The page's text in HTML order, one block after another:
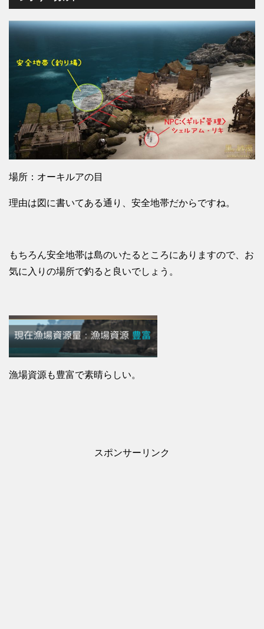
場所：オーキルアの目
理由は図に書いてある通り、安全地帯だからですね。
もちろん安全地帯は島のいたるところにありますので、お
気に入りの場所で釣ると良いでしょう。
漁場資源も豊富で素晴らしい。
スポンサーリンク